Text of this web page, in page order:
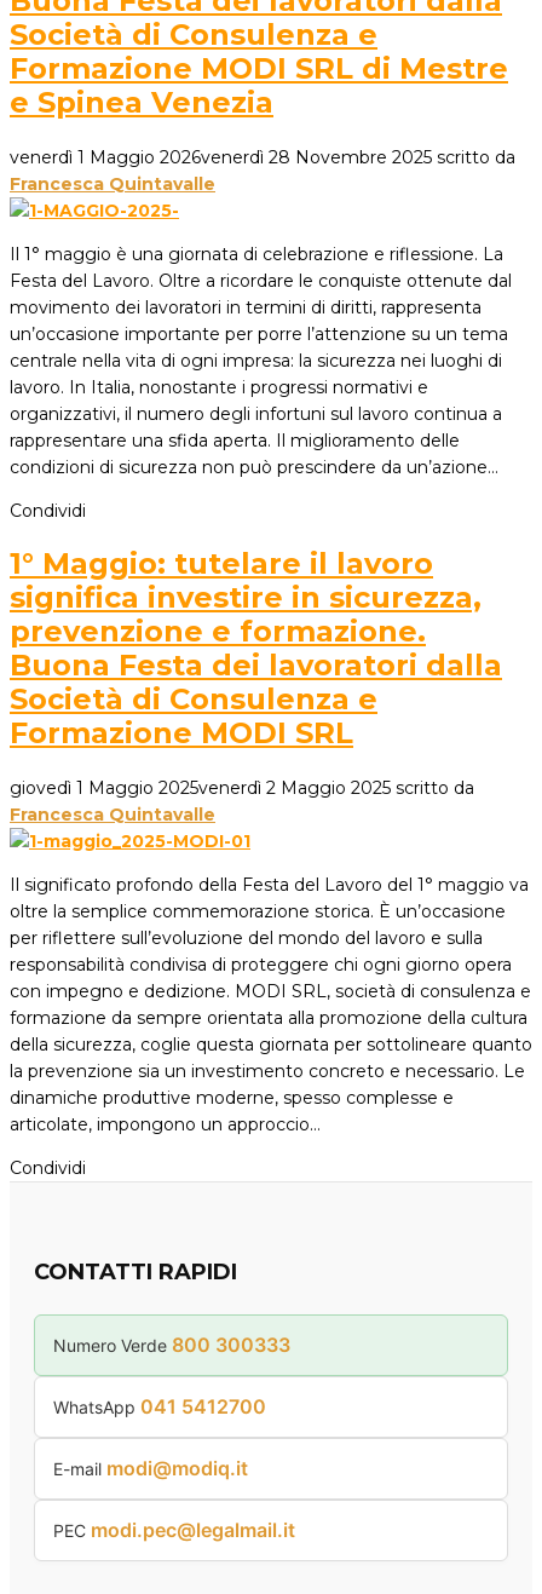
Società di Consulenza e
Formazione MODI SRL di Mestre
e Spinea Venezia
venerdì 1 Maggio 2026venerdì 28 Novembre 2025 scritto da
Francesca Quintavalle
Il 1° maggio è una giornata di celebrazione e riflessione. La
Festa del Lavoro. Oltre a ricordare le conquiste ottenute dal
movimento dei lavoratori in termini di diritti, rappresenta
un’occasione importante per porre l’attenzione su un tema
centrale nella vita di ogni impresa: la sicurezza nei luoghi di
lavoro. In Italia, nonostante i progressi normativi e
organizzativi, il numero degli infortuni sul lavoro continua a
rappresentare una sfida aperta. Il miglioramento delle
condizioni di sicurezza non può prescindere da un’azione…
Condividi
1° Maggio: tutelare il lavoro
significa investire in sicurezza,
prevenzione e formazione.
Buona Festa dei lavoratori dalla
Società di Consulenza e
Formazione MODI SRL
giovedì 1 Maggio 2025venerdì 2 Maggio 2025 scritto da
Francesca Quintavalle
Il significato profondo della Festa del Lavoro del 1° maggio va
oltre la semplice commemorazione storica. È un’occasione
per riflettere sull’evoluzione del mondo del lavoro e sulla
responsabilità condivisa di proteggere chi ogni giorno opera
con impegno e dedizione. MODI SRL, società di consulenza e
formazione da sempre orientata alla promozione della cultura
della sicurezza, coglie questa giornata per sottolineare quanto
la prevenzione sia un investimento concreto e necessario. Le
dinamiche produttive moderne, spesso complesse e
articolate, impongono un approccio…
Condividi
CONTATTI RAPIDI
Numero Verde 800 300333
WhatsApp 041 5412700
E-mail modi@modiq.it
PEC modi.pec@legalmail.it